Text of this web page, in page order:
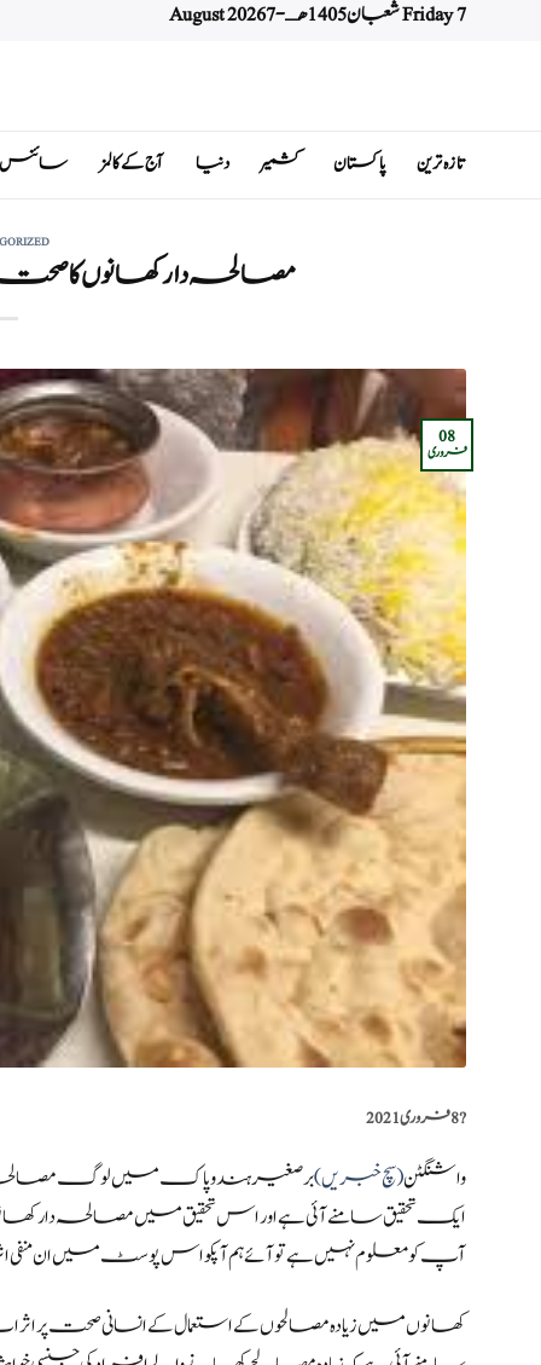
Friday 7 شعبان 1405 هـ - 7 August 2026
تازہ ترین پاکستان کشمیر دنیا آج کے کالمز سائنس
مصالحہ دار کھانوں کا صحت
08
فروری
?️8 فروری 2021
واشنگٹن(سچ خبریں )برصغیر ہند و پاک میں لوگ مصالحہ
ایک تحقیق سامنے آئی ہے اور اس تحقیق میں مصالحہ دار
آپ کو معلوم نہیں ہے تو آئے ہم آپکو اس پوسٹ میں ان
کھانوں میں زیادہ مصالحوں کے استعمال کے انسانی صحت